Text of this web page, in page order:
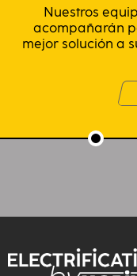
Nuestros
acompañarán
mejor solución a